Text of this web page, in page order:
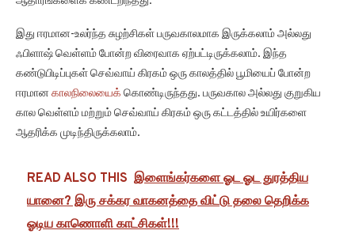
இது ஈரமான-உலர்ந்த சுழற்சிகள் பருவகாலமாக இருக்கலாம் அல்லது
ஃபிளாஷ் வெள்ளம் போன்ற விரைவாக ஏற்பட்டிருக்கலாம். இந்த
கண்டுபிடிப்புகள் செவ்வாய் கிரகம் ஒரு காலத்தில் பூமியைப் போன்ற
ஈரமான காலநிலையைக் கொண்டிருந்தது. பருவகால அல்லது குறுகிய
கால வெள்ளம் மற்றும் செவ்வாய் கிரகம் ஒரு கட்டத்தில் உயிர்களை
ஆதரிக்க முடிந்திருக்கலாம்.
READ ALSO THIS இளைங்கர்களை ஓட ஓட துரத்திய
யானை? இரு சக்கர வாகனத்தை விட்டு தலை தெறிக்க
ஓடிய காணொளி காட்சிகள்!!!